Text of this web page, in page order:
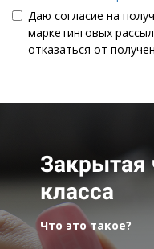
Даю согласие на
маркетинговых
отказаться от
Закрытая
класса
Что это такое?